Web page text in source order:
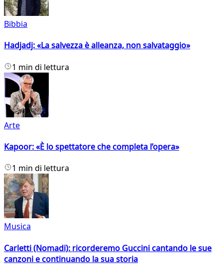
Bibbia
Hadjadj: «La salvezza è alleanza, non salvataggio»
1 min di lettura
Arte
Kapoor: «È lo spettatore che completa l’opera»
1 min di lettura
Musica
Carletti (Nomadi): ricorderemo Guccini cantando le sue
canzoni e continuando la sua storia